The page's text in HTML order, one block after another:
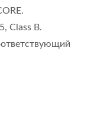
Class B.